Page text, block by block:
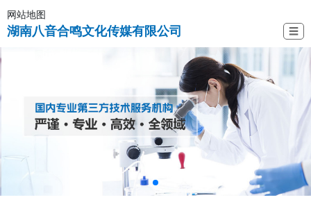
网站地图
湖南八音合鸣文化传媒有限公司 ☰